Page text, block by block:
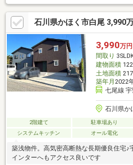
石川県かほく市白尾 3,990
3,990万円
間取り
建物面積
土地面積
築年月 2022
七尾線
石川県か
2階建て 駐車場あり
システムキッチン
オール電化
築浅物件。高気密高断熱な長期優良住宅♪
インターへもアクセス良いです